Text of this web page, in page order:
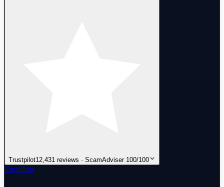
Trustpilot12,431 reviews · ScamAdviser 100/100
Excellent